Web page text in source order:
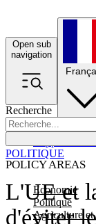
Open sub
navigation
Recherche
POLICY AREAS
Economie
Politique
Agriculture et
L'UE et
d'éviter
POLITIQUE